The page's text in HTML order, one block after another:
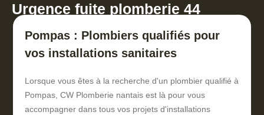
Urgence fuite plomberie 44
Pompas : Plombiers qualifiés pour
vos installations sanitaires
Lorsque vous êtes à la recherche d'un plombier qualifié à
Pompas, CW Plomberie nantais est là pour vous
accompagner dans tous vos projets d'installations